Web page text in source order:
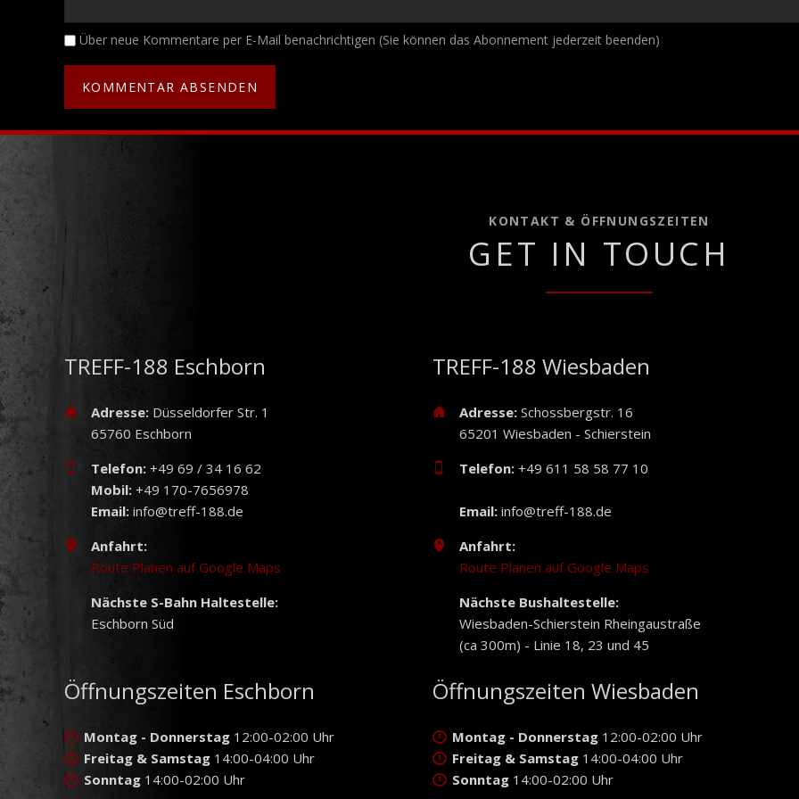
Kommentar
Über neue Kommentare per E-Mail benachrichtigen (Sie können das Abonnement jederzeit beenden)
KONTAKT & ÖFFNUNGSZEITEN
GET IN TOUCH
TREFF-188 Eschborn
Adresse: Düsseldorfer Str. 1
65760 Eschborn
Telefon: +49 69 / 34 16 62
Mobil: +49 170-7656978
Email: info@treff-188.de
Anfahrt:
Route Planen auf Google Maps
Nächste S-Bahn Haltestelle:
Eschborn Süd
Öffnungszeiten Eschborn
Montag - Donnerstag 12:00-02:00 Uhr
Freitag & Samstag 14:00-04:00 Uhr
Sonntag 14:00-02:00 Uhr
TREFF-188 Wiesbaden
Adresse: Schossbergstr. 16
65201 Wiesbaden - Schierstein
Telefon:+49 611 58 58 77 10
Email: info@treff-188.de
Anfahrt:
Route Planen auf Google Maps
Nächste Bushaltestelle:
Wiesbaden-Schierstein Rheingaustraße
(ca 300m) - Linie 18, 23 und 45
Öffnungszeiten Wiesbaden
Montag - Donnerstag 12:00-02:00 Uhr
Freitag & Samstag 14:00-04:00 Uhr
Sonntag 14:00-02:00 Uhr